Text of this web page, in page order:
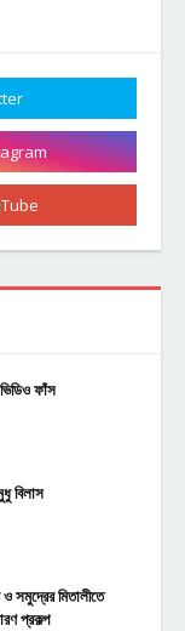
ফাঁস
বিলাস
সমুদ্রের মিতালীতে
প্রকল্প